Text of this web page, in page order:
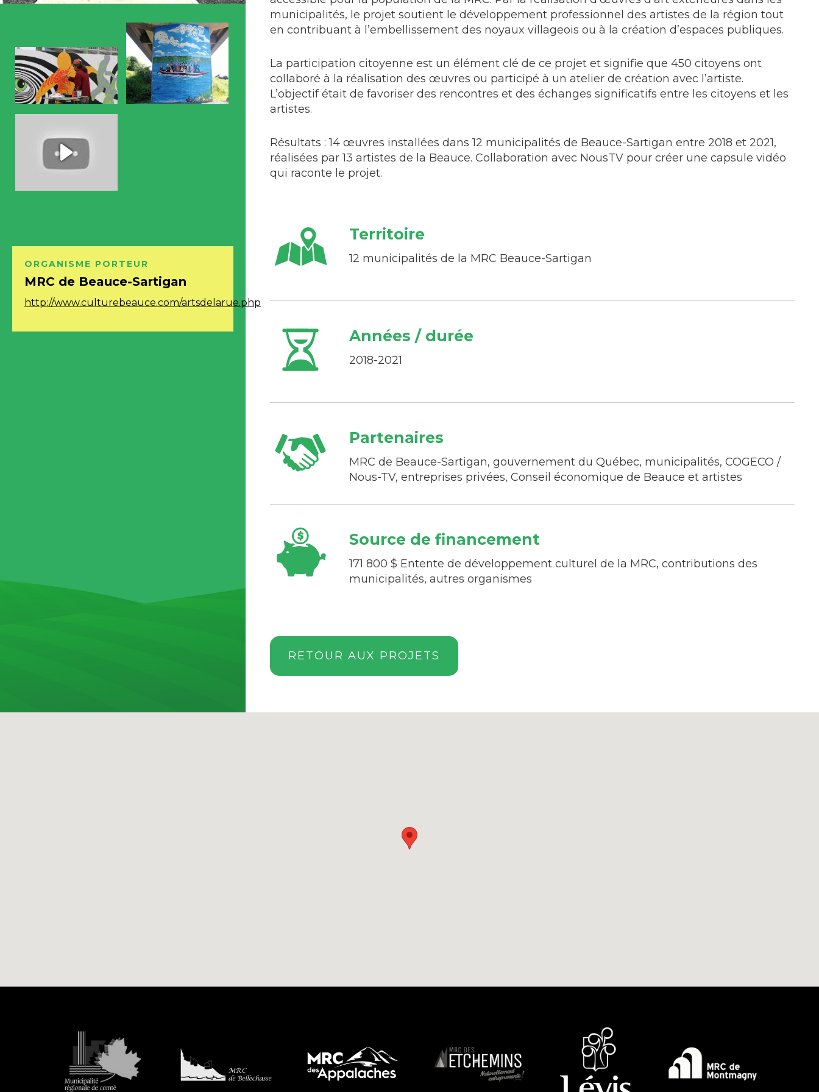
ORGANISME PORTEUR
MRC de Beauce-Sartigan
http://www.culturebeauce.com/artsdelarue.php
municipalités, le projet soutient le développement professionnel des artistes de la région tout
en contribuant à l’embellissement des noyaux villageois ou à la création d’espaces publiques.
La participation citoyenne est un élément clé de ce projet et signifie que 450 citoyens ont
collaboré à la réalisation des œuvres ou participé à un atelier de création avec l’artiste.
L’objectif était de favoriser des rencontres et des échanges significatifs entre les citoyens et les
artistes.
Résultats : 14 œuvres installées dans 12 municipalités de Beauce-Sartigan entre 2018 et 2021,
réalisées par 13 artistes de la Beauce. Collaboration avec NousTV pour créer une capsule vidéo
qui raconte le projet.
Territoire
12 municipalités de la MRC Beauce-Sartigan
Années / durée
2018-2021
Partenaires
MRC de Beauce-Sartigan, gouvernement du Québec, municipalités, COGECO /
Nous-TV, entreprises privées, Conseil économique de Beauce et artistes
Source de financement
171 800 $ Entente de développement culturel de la MRC, contributions des
municipalités, autres organismes
RETOUR AUX PROJETS